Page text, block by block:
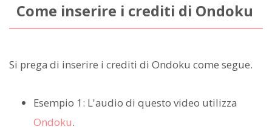
Come inserire i crediti di Ondoku
Si prega di inserire i crediti di Ondoku come segue.
Esempio 1: L'audio di questo video utilizza
Ondoku.